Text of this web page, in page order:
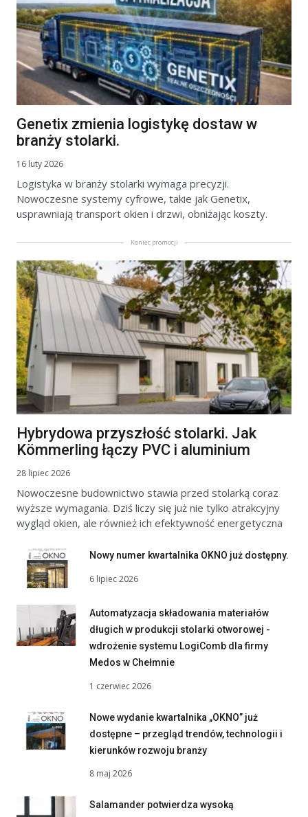
Genetix zmienia logistykę dostaw w
branży stolarki.
16 luty 2026
Logistyka w branży stolarki wymaga precyzji.
Nowoczesne systemy cyfrowe, takie jak Genetix,
usprawniają transport okien i drzwi, obniżając koszty.
Koniec promocji
Hybrydowa przyszłość stolarki. Jak
Kömmerling łączy PVC i aluminium
28 lipiec 2026
Nowoczesne budownictwo stawia przed stolarką coraz
wyższe wymagania. Dziś liczy się już nie tylko atrakcyjny
wygląd okien, ale również ich efektywność energetyczna
Nowy numer kwartalnika OKNO już dostępny.
6 lipiec 2026
Automatyzacja składowania materiałów
długich w produkcji stolarki otworowej -
wdrożenie systemu LogiComb dla firmy
Medos w Chełmnie
1 czerwiec 2026
Nowe wydanie kwartalnika „OKNO” już
dostępne – przegląd trendów, technologii i
kierunków rozwoju branży
8 maj 2026
Salamander potwierdza wysoką